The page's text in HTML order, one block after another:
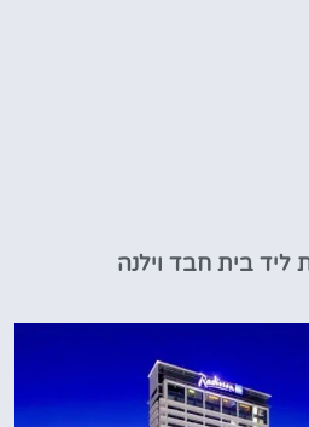
ליד בית חבד וילנה